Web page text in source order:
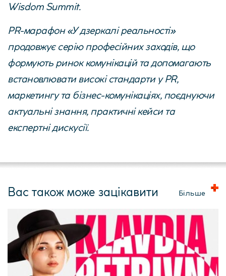
Wisdom Summit.
PR-марафон «У дзеркалі реальності»
продовжує серію професійних заходів, що
формують ринок комунікацій та допомагають
встановлювати високі стандарти у PR,
маркетингу та бізнес-комунікаціях, поєднуючи
актуальні знання, практичні кейси та
експертні дискусії.
Вас також може зацікавити Більше